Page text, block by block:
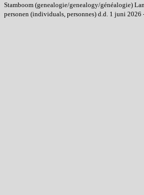
Stamboom (genealogie/genealogy/généalogie)
personen (individuals, personnes) d.d. 1 juni 2026